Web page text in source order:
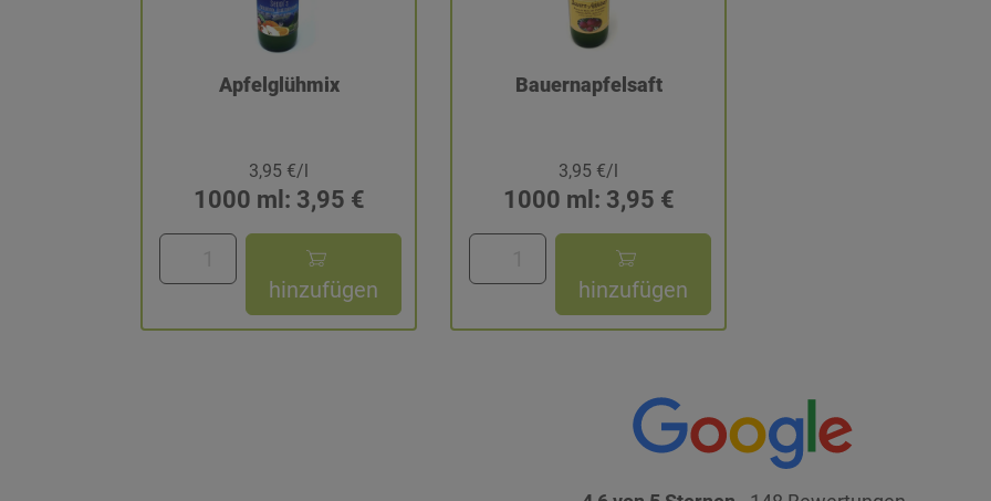
Apfelglühmix
3,95 €/l
1000 ml: 3,95 €
hinzufügen
Bauernapfelsaft
3,95 €/l
1000 ml: 3,95 €
hinzufügen